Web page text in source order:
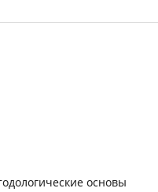
основы